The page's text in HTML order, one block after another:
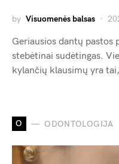
by Visuomenės balsas
Geriausios dantų pastos
stebėtinai sudėtingas.
kylančių klausimų yra
O ODONTOLOGIJA